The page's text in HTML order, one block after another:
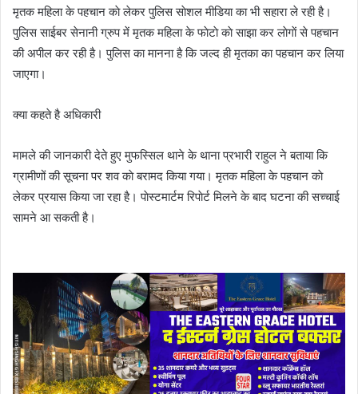
मृतक महिला के पहचान काे लेकर पुलिस साेशल मीडिया का भी सहारा ले रही है।
पुलिस साईबर सेनानी ग्रुप में मृतक महिला के फाेटाे काे साझा कर लाेगाें से पहचान
की अपील कर रही है। पुलिस का मानना है कि जल्द ही मृतका का पहचान कर लिया
जाएगा।
क्या कहते है अधिकारी
मामले की जानकारी देते हुए मुफस्सिल थाने के थाना प्रभारी राहुल ने बताया कि
ग्रामीणों की सूचना पर शव काे बरामद किया गया। मृतक महिला के पहचान काे
लेकर प्रयास किया जा रहा है। पाेस्टमार्टम रिपाेर्ट मिलने के बाद घटना की सच्चाई
सामने आ सकती है।